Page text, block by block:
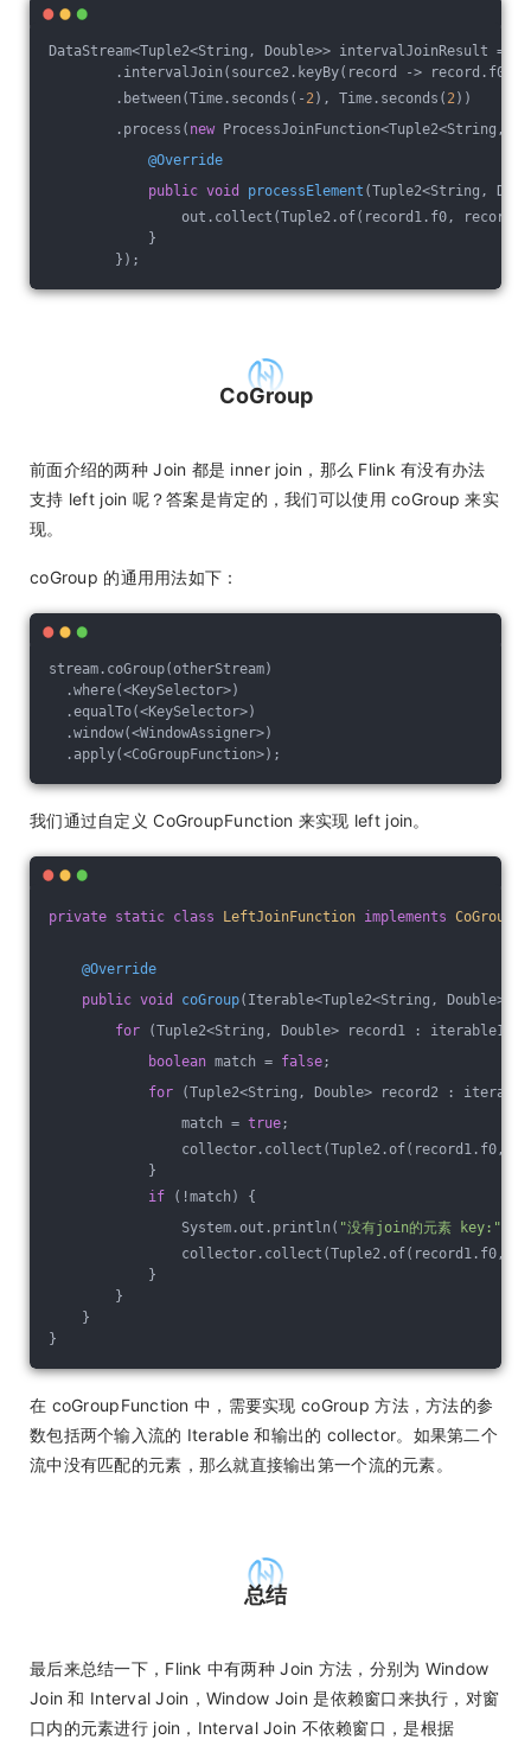
DataStream<Tuple2<String, Double>> intervalJoinResult =
.intervalJoin(source2.keyBy(record -> record.f0))
.between(Time.seconds(- 2), Time.seconds( 2))
.process( new ProcessJoinFunction<Tuple2<String,
@Override
public void processElement (Tuple2<String,
out.collect(Tuple2.of(record1.f0, record1.f1
}
});
CoGroup
前面介绍的两种 Join 都是 inner join，那么 Flink 有没有办法
支持 left join 呢？答案是肯定的，我们可以使用 coGroup 来实
现。
coGroup 的通用用法如下：
stream.coGroup(otherStream)
.where(<KeySelector>)
.equalTo(<KeySelector>)
.window(<WindowAssigner>)
.apply(<CoGroupFunction>);
我们通过自定义 CoGroupFunction 来实现 left join。
private static class LeftJoinFunction implements
@Override
public void coGroup(Iterable<Tuple2<String, Double>>
for (Tuple2<String, Double> record1 : iterable1) {
boolean match = false;
for (Tuple2<String, Double> record2 :
match = true;
collector.collect(Tuple2.of(record1.f0,
}
if (!match) {
System.out.println( "没有join的元素 key:"
collector.collect(Tuple2.of(record1.f0,
}
}
}
}
在 coGroupFunction 中，需要实现 coGroup 方法，方法的参
数包括两个输入流的 Iterable 和输出的 collector。如果第二个
流中没有匹配的元素，那么就直接输出第一个流的元素。
总结
最后来总结一下，Flink 中有两种 Join 方法，分别为 Window
Join 和 Interval Join，Window Join 是依赖窗口来执行，对窗
口内的元素进行 join，Interval Join 不依赖窗口，是根据